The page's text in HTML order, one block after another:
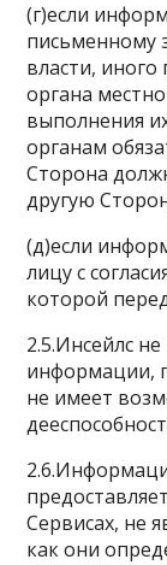
(г)если
письменному
власти, иного
органа
выполнения
органам
Сторона
другую
(д)если
лицу с
которой
2.5.Инсейлс
информации,
не имеет
Сервисах, не
как они